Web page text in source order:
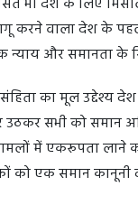
भी देश के लिए
करने वाला देश के
न्याय और समानता के
का मूल उद्देश्य
सभी को समान
में एकरूपता लाने
को एक समान